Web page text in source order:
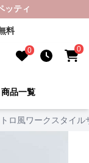
ッティ
料
0 0
商品一覧
ロ風ワークスタイル